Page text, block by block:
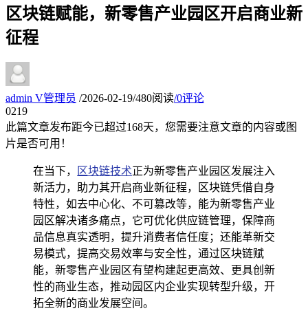
区块链赋能，新零售产业园区开启商业新
征程
admin V管理员 /2026-02-19/480阅读/0评论
0219
此篇文章发布距今已超过168天，您需要注意文章的内容或图
片是否可用！
在当下， 区块链技术正为新零售产业园区发展注入
新活力，助力其开启商业新征程，区块链凭借自身
特性，如去中心化、不可篡改等，能为新零售产业
园区解决诸多痛点，它可优化供应链管理，保障商
品信息真实透明，提升消费者信任度；还能革新交
易模式，提高交易效率与安全性，通过区块链赋
能，新零售产业园区有望构建起更高效、更具创新
性的商业生态，推动园区内企业实现转型升级，开
拓全新的商业发展空间。